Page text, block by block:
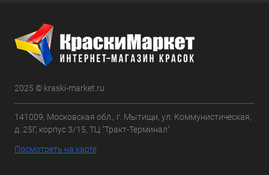
2025 © kraski-market.ru
141009, Московская обл., г. Мытищи, ул. Коммунистическая,
д. 25Г, корпус 3/15, ТЦ "Тракт-Терминал"
Посмотреть на карте